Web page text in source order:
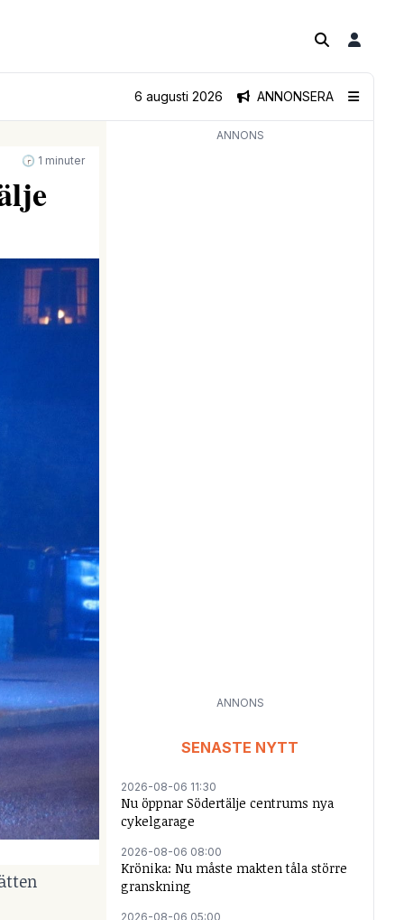
ANNONSERA
6 augusti 2026
🕝 1 minuter
ANNONS
ANNONS
SENASTE NYTT
2026-08-06 11:30
Nu öppnar Södertälje centrums nya
cykelgarage
2026-08-06 08:00
Krönika: Nu måste makten tåla större
granskning
2026-08-06 05:00